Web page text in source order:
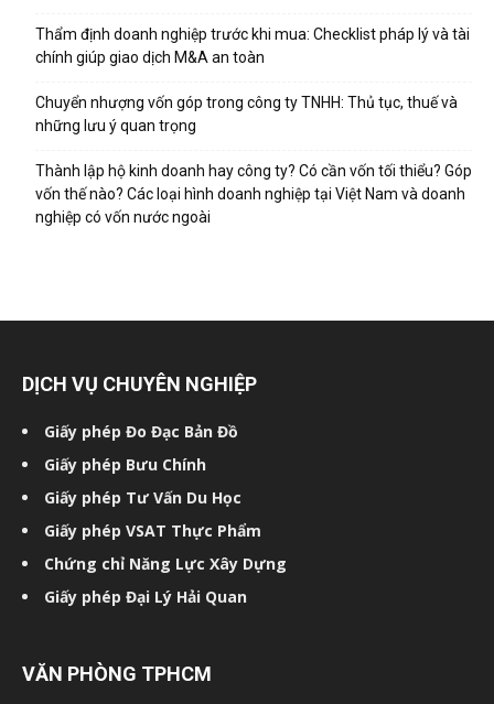
Thẩm định doanh nghiệp trước khi mua: Checklist pháp lý và tài
chính giúp giao dịch M&A an toàn
Chuyển nhượng vốn góp trong công ty TNHH: Thủ tục, thuế và
những lưu ý quan trọng
Thành lập hộ kinh doanh hay công ty? Có cần vốn tối thiểu? Góp
vốn thế nào? Các loại hình doanh nghiệp tại Việt Nam và doanh
nghiệp có vốn nước ngoài
DỊCH VỤ CHUYÊN NGHIỆP
Giấy phép Đo Đạc Bản Đồ
Giấy phép Bưu Chính
Giấy phép Tư Vấn Du Học
Giấy phép VSAT Thực Phẩm
Chứng chỉ Năng Lực Xây Dựng
Giấy phép Đại Lý Hải Quan
VĂN PHÒNG TPHCM